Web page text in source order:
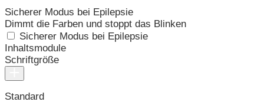
Sicherer Modus bei Epilepsie
Dimmt die Farben und stoppt das Blinken
Sicherer Modus bei Epilepsie
Inhaltsmodule
Schriftgröße
Standard